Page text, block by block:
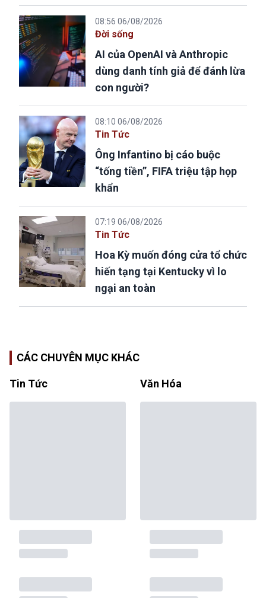
08:56 06/08/2026
Đời sống
AI của OpenAI và Anthropic
dùng danh tính giả để đánh lừa
con người?
08:10 06/08/2026
Tin Tức
Ông Infantino bị cáo buộc
“tống tiền”, FIFA triệu tập họp
khẩn
07:19 06/08/2026
Tin Tức
Hoa Kỳ muốn đóng cửa tổ chức
hiến tạng tại Kentucky vì lo
ngại an toàn
CÁC CHUYÊN MỤC KHÁC
Tin Tức Văn Hóa